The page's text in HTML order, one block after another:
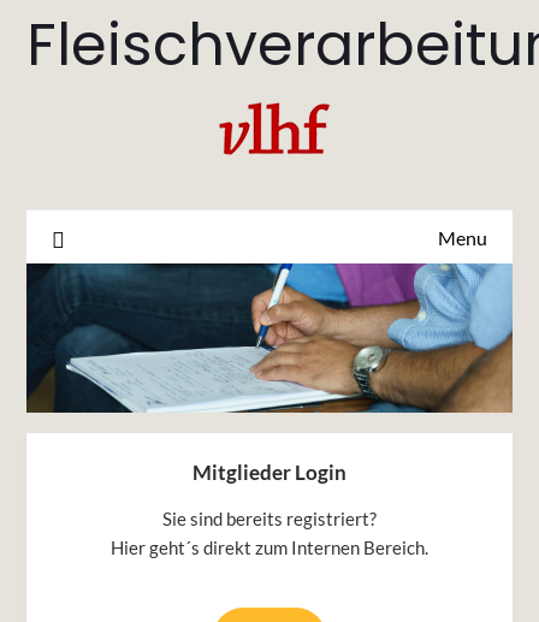
Menu
Mitglieder Login
Sie sind bereits registriert?
Hier geht´s direkt zum Internen Bereich.